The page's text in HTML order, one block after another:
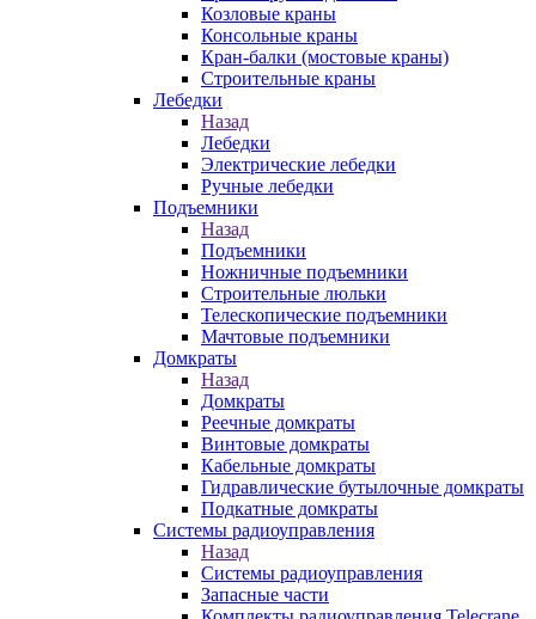
Козловые краны
Консольные краны
Кран-балки (мостовые краны)
Строительные краны
Лебедки
Назад
Лебедки
Электрические лебедки
Ручные лебедки
Подъемники
Назад
Подъемники
Ножничные подъемники
Строительные люльки
Телескопические подъемники
Мачтовые подъемники
Домкраты
Назад
Домкраты
Реечные домкраты
Винтовые домкраты
Кабельные домкраты
Гидравлические бутылочные домкраты
Подкатные домкраты
Системы радиоуправления
Назад
Системы радиоуправления
Запасные части